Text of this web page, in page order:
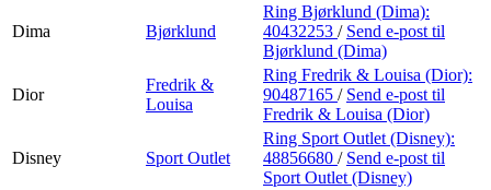
Dima Bjørklund
Ring Bjørklund (Dima):
40432253 / Send e-post til
Bjørklund (Dima)
Dior
Fredrik &
Louisa
Ring Fredrik & Louisa (Dior):
90487165 / Send e-post til
Fredrik & Louisa (Dior)
Disney Sport Outlet
Ring Sport Outlet (Disney):
48856680 / Send e-post til
Sport Outlet (Disney)